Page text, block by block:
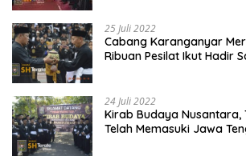
25 Juli 2022
Cabang Karanganyar
Ribuan Pesilat Ikut Hadir
24 Juli 2022
Kirab Budaya Nusantara,
Telah Memasuki Jawa